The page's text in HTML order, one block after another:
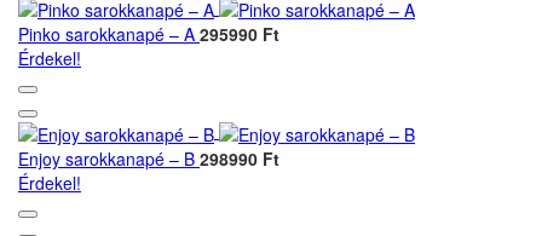
Pinko sarokkanapé – A 295990 Ft
Érdekel!
Enjoy sarokkanapé – B 298990 Ft
Érdekel!